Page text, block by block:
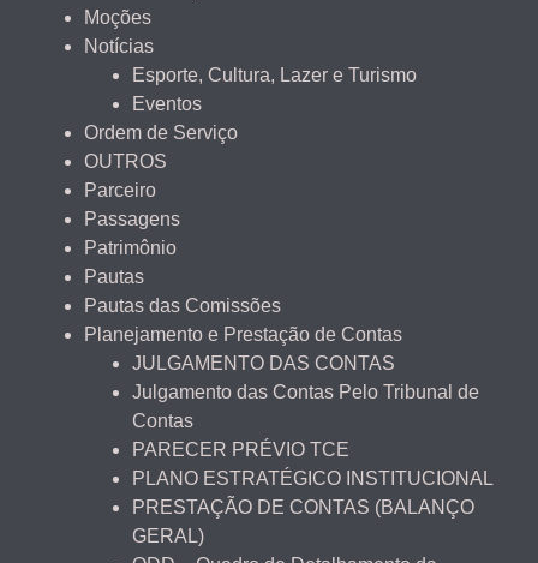
Moções
Notícias
Esporte, Cultura, Lazer e Turismo
Eventos
Ordem de Serviço
OUTROS
Parceiro
Passagens
Patrimônio
Pautas
Pautas das Comissões
Planejamento e Prestação de Contas
JULGAMENTO DAS CONTAS
Julgamento das Contas Pelo Tribunal de
Contas
PARECER PRÉVIO TCE
PLANO ESTRATÉGICO INSTITUCIONAL
PRESTAÇÃO DE CONTAS (BALANÇO
GERAL)